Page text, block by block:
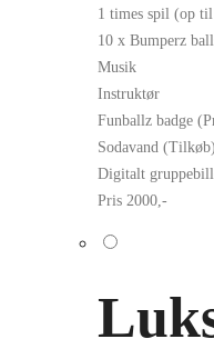
1 times spil (op til
10 x Bumperz
Musik
Instruktør
Funballz badge
Sodavand (Tilkøb)
Digitalt
Pris 2000,-